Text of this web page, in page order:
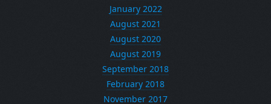
January 2022
August 2021
August 2020
August 2019
September 2018
February 2018
November 2017